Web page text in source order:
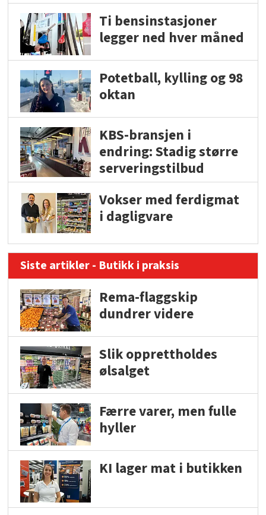
Ti bensinstasjoner
legger ned hver måned
Potetball, kylling og 98
oktan
KBS-bransjen i
endring: Stadig større
serveringstilbud
Vokser med ferdigmat
i dagligvare
Siste artikler - Butikk i praksis
Rema-flaggskip
dundrer videre
Slik opprettholdes
ølsalget
Færre varer, men fulle
hyller
KI lager mat i butikken